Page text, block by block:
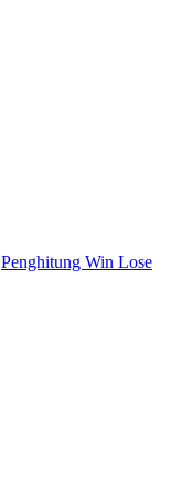
Penghitung Win Lose